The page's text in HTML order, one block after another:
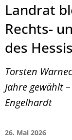
Landrat
Rechts-
des
Torsten
Jahre gewählt
Engelhardt
26. Mai 2026